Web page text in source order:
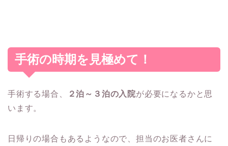
手術の時期を見極めて！
手術する場合、 ２泊～３泊の入院が必要になるかと思
います。
日帰りの場合もあるようなので、担当のお医者さんに